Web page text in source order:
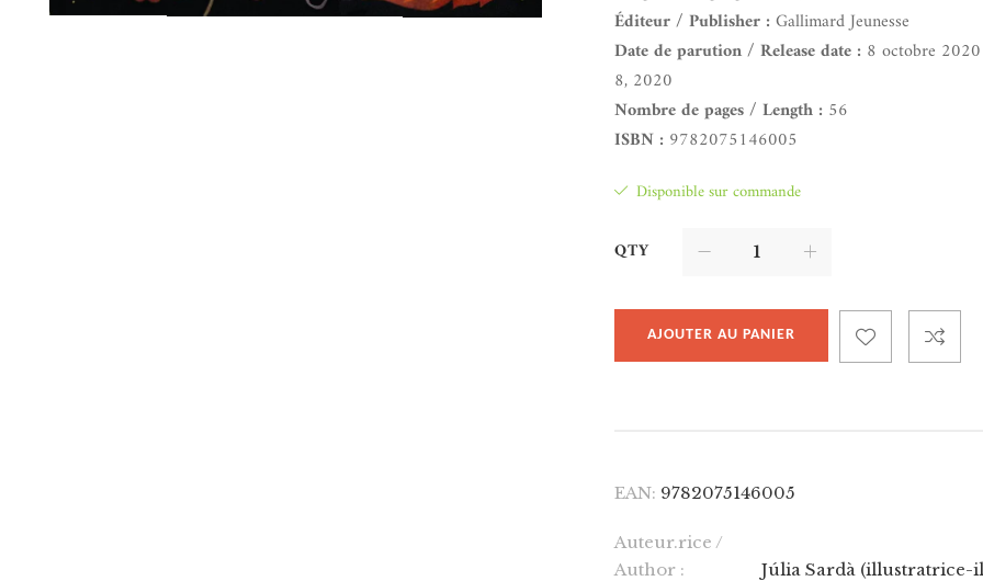
Éditeur / Publisher :Gallimard Jeunesse
Date de parution / Release date : 8 octobre
8, 2020
Nombre de pages / Length : 56
ISBN : 9782075146005
Disponible sur commande
QTY
AJOUTER AU PANIER
EAN: 9782075146005
Auteur.rice /
Author :
Júlia Sardà (illustratrice-